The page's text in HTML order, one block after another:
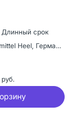
Длинный срок
Biologische Heilmittel Heel, Германия
руб.